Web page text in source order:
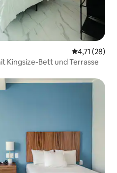
4,71 (28)
Kingsize-Bett und Terrasse